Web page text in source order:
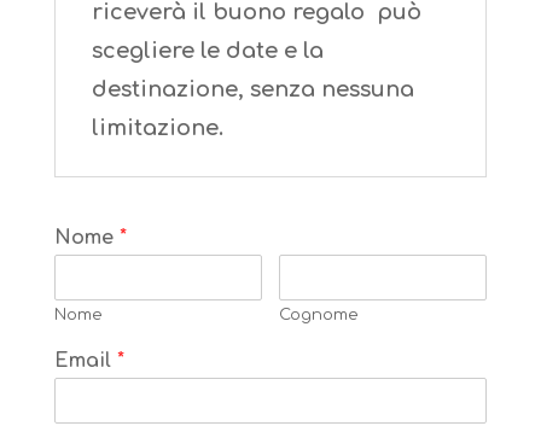
riceverà il buono regalo può
scegliere le date e la
destinazione, senza nessuna
limitazione.
Nome *
Nome Cognome
Email *